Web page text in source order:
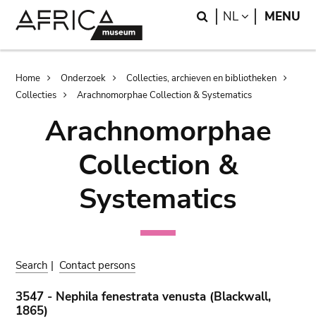
Search
NL LANGUAGE
MENU
Breadcrumb
Home Onderzoek
Collecties, archieven en bibliotheken
Collecties
Arachnomorphae Collection & Systematics
Arachnomorphae
Collection &
Systematics
Search | Contact persons
3547 - Nephila fenestrata venusta (Blackwall,
1865)